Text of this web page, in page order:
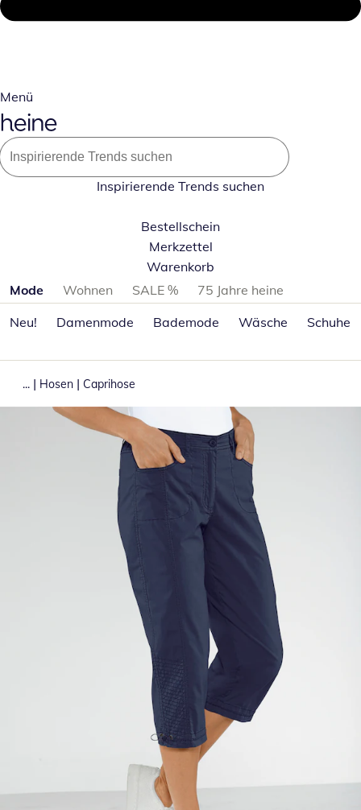
Menü
Inspirierende Trends suchen
Bestellschein
Merkzettel
Warenkorb
Produktkategorien überspringen
Mode Wohnen SALE %
75 Jahre heine
Neu!
Damenmode Bademode Wäsche Schuhe
... | Hosen | Caprihose